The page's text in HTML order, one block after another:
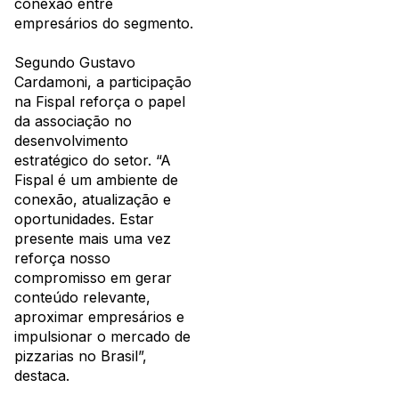
empresários do segmento.
Segundo Gustavo
Cardamoni, a participação
na Fispal reforça o papel
da associação no
desenvolvimento
estratégico do setor. “A
Fispal é um ambiente de
conexão, atualização e
oportunidades. Estar
presente mais uma vez
reforça nosso
compromisso em gerar
conteúdo relevante,
aproximar empresários e
impulsionar o mercado de
pizzarias no Brasil”,
destaca.